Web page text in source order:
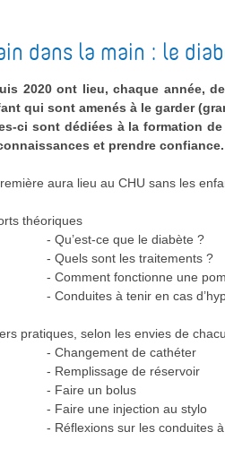
dans la main : le
2020 ont lieu, chaque année,
qui sont amenés à le garder
ci sont dédiées à la formation
et prendre confiance.
aura lieu au CHU sans les
théoriques
- Qu’est-ce que le diabète ?
- Quels sont les traitements ?
- Comment fonctionne une
- Conduites à tenir en cas
pratiques, selon les envies de
- Changement de cathéter
- Remplissage de réservoir
- Faire un bolus
- Faire une injection au stylo
- Réflexions sur les conduites